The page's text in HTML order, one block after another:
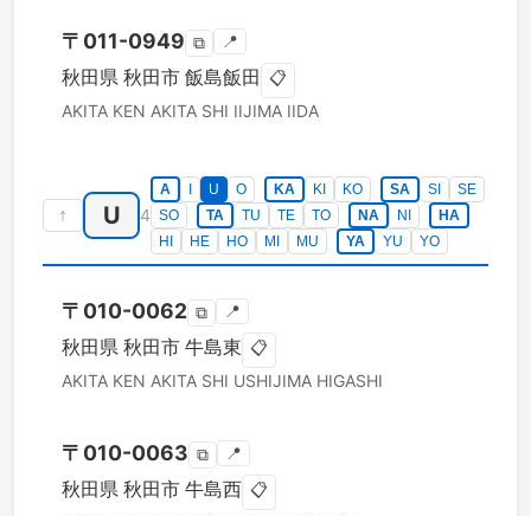
〒 011-0949 ⧉ 📍
秋田県 秋田市 飯島飯田 📋
AKITA KEN AKITA SHI IIJIMA IIDA
↑ U 4
A U O KA KI KO SA SI
SE
SO
TA TU TE TO NA NI
HA
HI
HE HO MI MU YA YU YO
〒 010-0062 ⧉ 📍
秋田県 秋田市 牛島東 📋
AKITA KEN AKITA SHI USHIJIMA HIGASHI
〒 010-0063 ⧉ 📍
秋田県 秋田市 牛島西 📋